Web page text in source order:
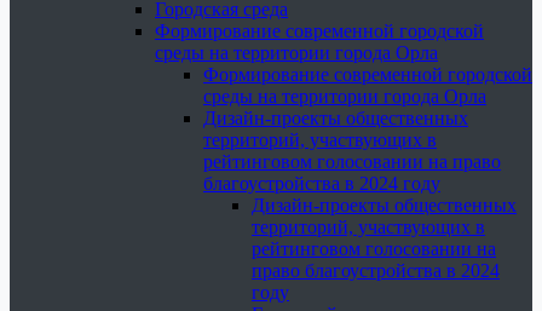
Городская среда
Формирование современной городской
среды на территории города Орла
Формирование современной городской
среды на территории города Орла
Дизайн-проекты общественных
территорий, участвующих в
рейтинговом голосовании на право
благоустройства в 2024 году
Дизайн-проекты общественных
территорий, участвующих в
рейтинговом голосовании на
право благоустройства в 2024
году